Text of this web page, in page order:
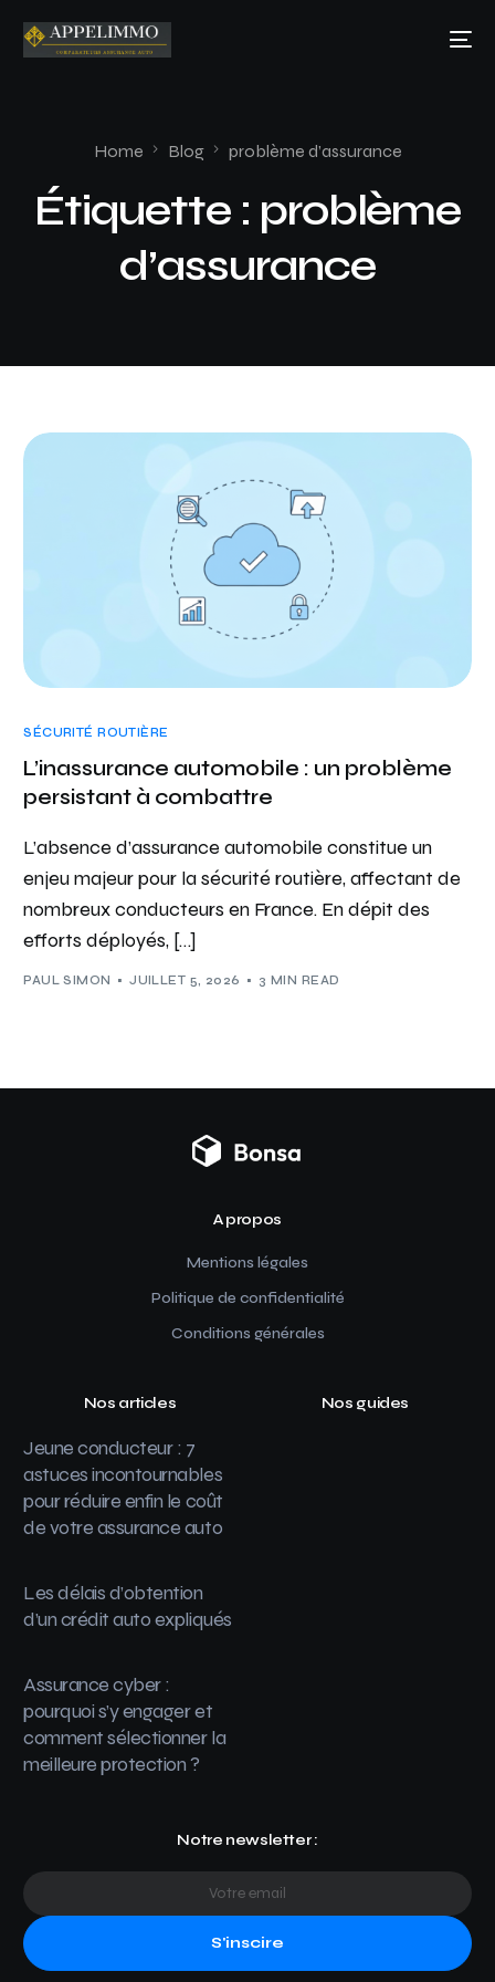
Home Blog problème d’assurance
Étiquette : problème
d’assurance
SÉCURITÉ ROUTIÈRE
L’inassurance automobile : un problème
persistant à combattre
L’absence d’assurance automobile constitue un
enjeu majeur pour la sécurité routière, affectant de
nombreux conducteurs en France. En dépit des
efforts déployés, […]
PAUL SIMON JUILLET 5, 2026 3 MIN READ
A propos
Mentions légales
Politique de confidentialité
Conditions générales
Nos articles
Jeune conducteur : 7
astuces incontournables
pour réduire enfin le coût
de votre assurance auto
Les délais d’obtention
d’un crédit auto expliqués
Assurance cyber :
pourquoi s’y engager et
comment sélectionner la
meilleure protection ?
Nos guides
Notre newsletter :
S'inscire